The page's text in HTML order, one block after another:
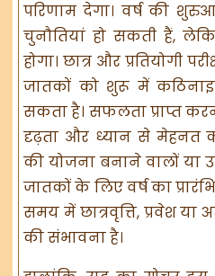
परिणाम देगा। वर्ष की
चुनौतियां हो सकती हैं,
होगा। छात्र और प्रतियोगी
जातकों को शुरू में
सकता है। सफलता प्राप्त
दृढ़ता और ध्यान से मेहनत
की योजना बनाने वालों या
जातकों के लिए वर्ष का
समय में छात्रवृत्ति, प्रवेश
की संभावना है।